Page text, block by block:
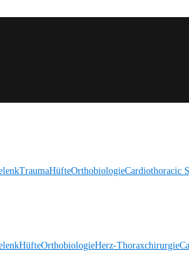
TraumaHüfteOrthobiologieCardiothoracic
HüfteOrthobiologieHerz-Thoraxchirurgie